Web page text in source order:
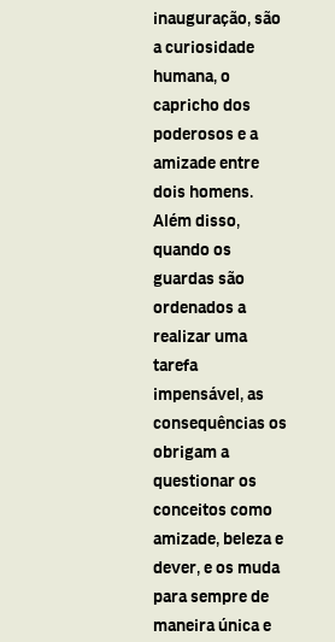
inauguração, são
a curiosidade
humana, o
capricho dos
poderosos e a
amizade entre
dois homens.
Além disso,
quando os
guardas são
ordenados a
realizar uma
tarefa
impensável, as
consequências os
obrigam a
questionar os
conceitos como
amizade, beleza e
dever, e os muda
para sempre de
maneira única e